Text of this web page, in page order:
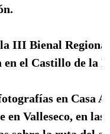
III Bienal
en el Castillo de la
en Casa
en Valleseco, en las